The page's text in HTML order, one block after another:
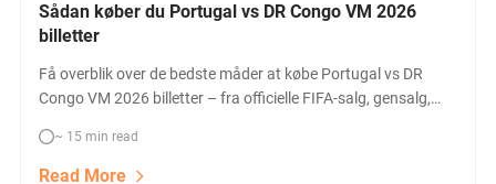
Sådan køber du Portugal vs DR Congo VM 2026
billetter
Få overblik over de bedste måder at købe Portugal vs DR
Congo VM 2026 billetter – fra officielle FIFA-salg, gensalg,
sammenlign alle ruter for det populære gruppekamp i
Houston!
~ 15 min read
Read More